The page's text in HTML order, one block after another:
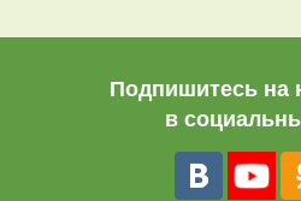
Подпишитесь на
в